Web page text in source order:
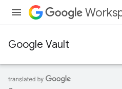
Google Vault